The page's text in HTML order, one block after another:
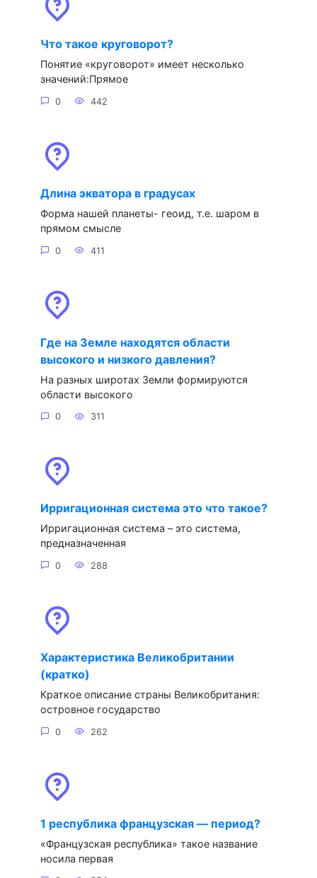
Что такое круговорот?
Понятие «круговорот» имеет несколько
значений:Прямое
0 442
Длина экватора в градусах
Форма нашей планеты- геоид, т.е. шаром в
прямом смысле
0 411
Где на Земле находятся области
высокого и низкого давления?
На разных широтах Земли формируются
области высокого
0 311
Ирригационная система это что такое?
Ирригационная система – это система,
предназначенная
0 288
Характеристика Великобритании
(кратко)
Краткое описание страны Великобритания:
островное государство
0 262
1 республика французская — период?
«Французская республика» такое название
носила первая